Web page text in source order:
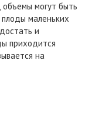
объемы могут быть
маленьких
и
приходится
на